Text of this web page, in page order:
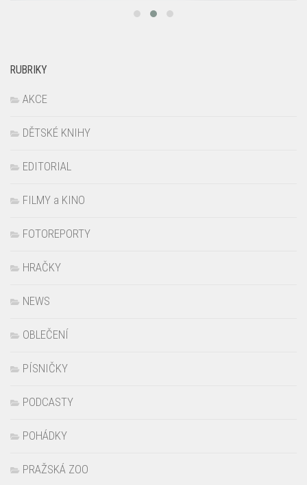
RUBRIKY
AKCE
DĚTSKÉ KNIHY
EDITORIAL
FILMY a KINO
FOTOREPORTY
HRAČKY
NEWS
OBLEČENÍ
PÍSNIČKY
PODCASTY
POHÁDKY
PRAŽSKÁ ZOO